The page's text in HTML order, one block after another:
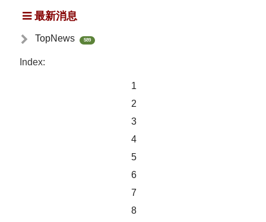
最新消息
TopNews 589
Index:
1
2
3
4
5
6
7
8